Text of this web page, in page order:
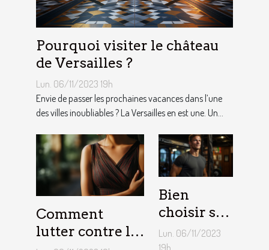
Pourquoi visiter le château
de Versailles ?
Lun. 06/11/2023 19h
Envie de passer les prochaines vacances dans l’une
des villes inoubliables ? La Versailles en est une. Un...
Comment
lutter contre la
Bien
choisir sa
barre de
Lun. 06/11/2023